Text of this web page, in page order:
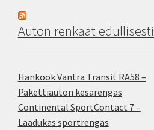
Auton renkaat edullisesti
Hankook Vantra Transit RA58 –
Pakettiauton kesärengas
Continental SportContact 7 –
Laadukas sportrengas